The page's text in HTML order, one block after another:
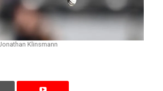
Klinsmann